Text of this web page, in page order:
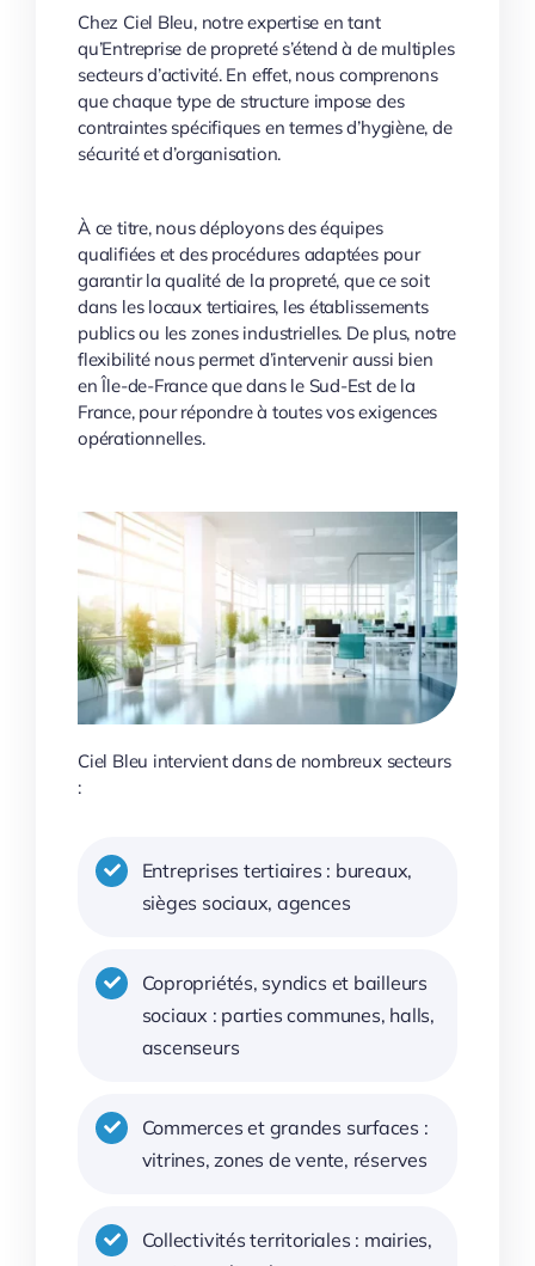
Chez Ciel Bleu, notre expertise en tant
qu’Entreprise de propreté s’étend à de multiples
secteurs d’activité. En effet, nous comprenons
que chaque type de structure impose des
contraintes spécifiques en termes d’hygiène, de
sécurité et d’organisation.
À ce titre, nous déployons des équipes
qualifiées et des procédures adaptées pour
garantir la qualité de la propreté, que ce soit
dans les locaux tertiaires, les établissements
publics ou les zones industrielles. De plus, notre
flexibilité nous permet d’intervenir aussi bien
en Île-de-France que dans le Sud-Est de la
France, pour répondre à toutes vos exigences
opérationnelles.
Ciel Bleu intervient dans de nombreux secteurs
:
Entreprises tertiaires : bureaux,
sièges sociaux, agences
Copropriétés, syndics et bailleurs
sociaux : parties communes, halls,
ascenseurs
Commerces et grandes surfaces :
vitrines, zones de vente, réserves
Collectivités territoriales : mairies,